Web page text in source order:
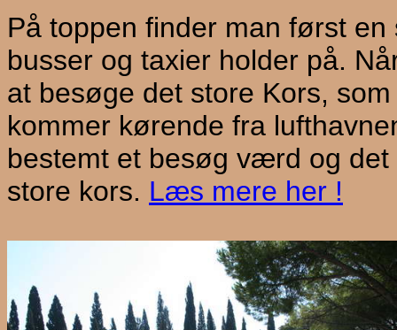
På toppen finder man først
busser og taxier holder på.
at besøge det store Kors,
kommer kørende fra
bestemt et besøg værd og
store kors. Læs mere her !